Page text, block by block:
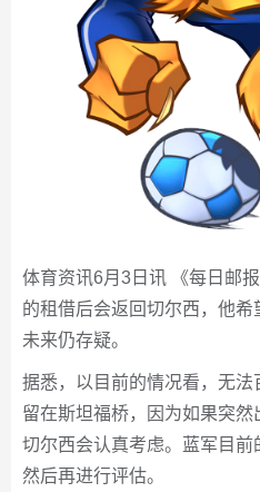
体育资讯6月3日讯 《每日邮
的租借后会返回切尔西，他
未来仍存疑。
据悉，以目前的情况看，无
留在斯坦福桥，因为如果突然
切尔西会认真考虑。蓝军目前
然后再进行评估。